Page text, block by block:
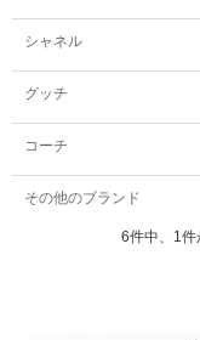
シャネル
グッチ
コーチ
その他のブランド
6件中、1